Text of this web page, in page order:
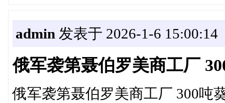
admin 发表于 2026-1-6 15:00:14
俄军袭第聂伯罗美商工厂
俄军袭第聂伯罗美商工厂 300吨